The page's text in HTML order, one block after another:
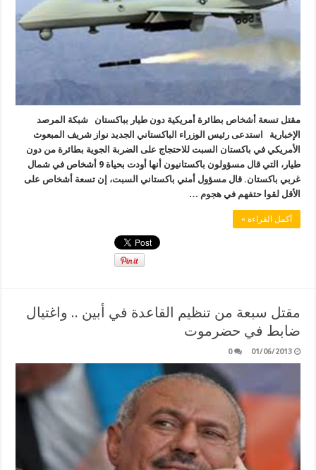
مقتل تسعة أشخاص بطائرة أمريكية دون طيار بباكستان شبكة المرصد
الإخبارية استدعى رئيس الوزراء الباكستاني الجديد نواز شريف المبعوث
الأمريكي في باكستان السبت للاحتجاج على الضربة الجوية بطائرة من دون
طيار، التي قال مسؤولون باكستانيون أنها أودت بحياة 9 أشخاص في شمال
غربي باكستان. قال مسؤول أمني باكستاني السبت، إن تسعة أشخاص على
الأقل لقوا حتفهم في هجوم …
أكمل القراءة »
مقتل سبعة من تنظيم القاعدة في أبين .. واغتيال
ضابط في حضرموت
01/06/2013
0